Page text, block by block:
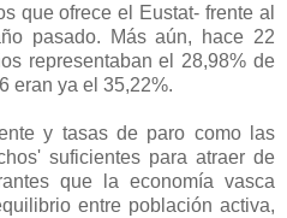
que ofrece el Eustat- frente al
pasado. Más aún, hace 22
representaban el 28,98% de
eran ya el 35,22%.
y tasas de paro como las
suficientes para atraer de
que la economía vasca
entre población activa,